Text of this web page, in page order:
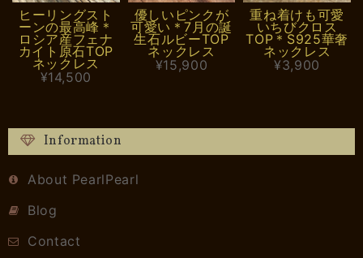
ヒーリングスト
ーンの最高峰＊
ロシア産フェナ
カイト原石TOP
ネックレス
¥14,500
優しいピンクが
可愛い＊7月の誕
生石ルビーTOP
ネックレス
¥15,900
重ね着けも可愛
いちびクロス
TOP＊S925華奢
ネックレス
¥3,900
Information
About PearlPearl
Blog
Contact